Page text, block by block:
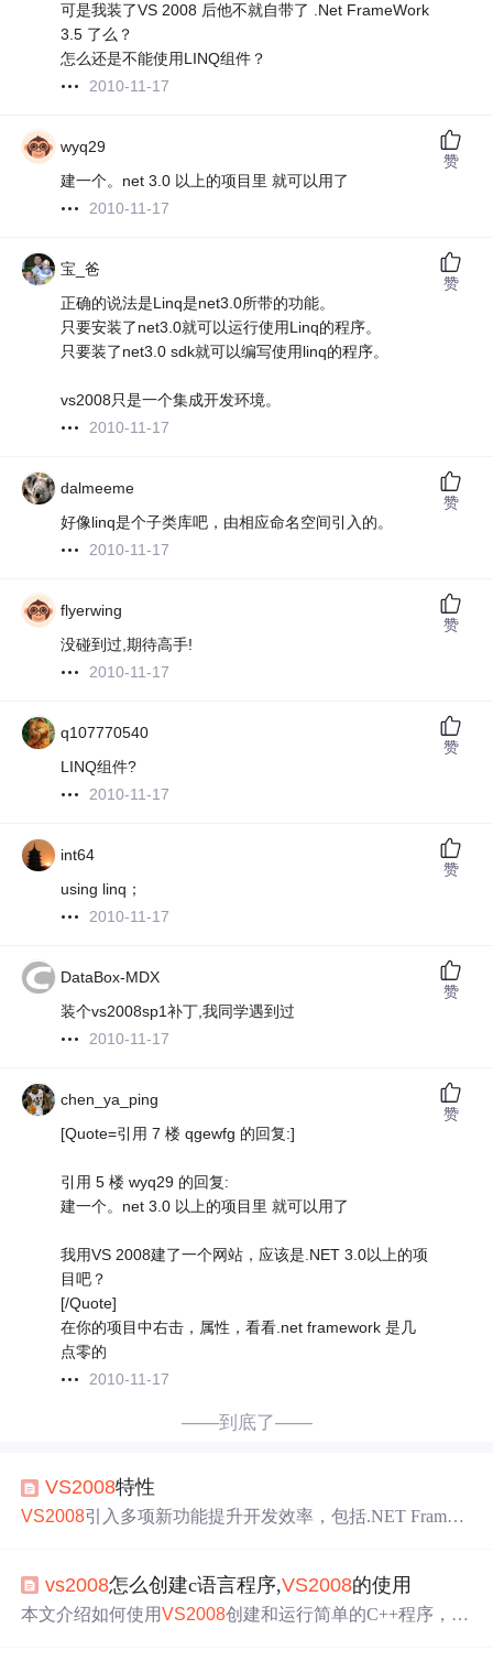
可是我装了VS 2008 后他不就自带了 .Net FrameWork
3.5 了么？
怎么还是不能使用LINQ组件？
2010-11-17
wyq29
建一个。net 3.0 以上的项目里 就可以用了
2010-11-17
赞
宝_爸
正确的说法是Linq是net3.0所带的功能。
只要安装了net3.0就可以运行使用Linq的程序。
只要装了net3.0 sdk就可以编写使用linq的程序。
vs2008只是一个集成开发环境。
2010-11-17
赞
dalmeeme
好像linq是个子类库吧，由相应命名空间引入的。
2010-11-17
赞
flyerwing
没碰到过,期待高手!
2010-11-17
赞
q107770540
LINQ组件?
2010-11-17
赞
int64
using linq；
2010-11-17
赞
DataBox-MDX
装个vs2008sp1补丁,我同学遇到过
2010-11-17
赞
chen_ya_ping
[Quote=引用 7 楼 qgewfg 的回复:]
引用 5 楼 wyq29 的回复:
建一个。net 3.0 以上的项目里 就可以用了
我用VS 2008建了一个网站，应该是.NET 3.0以上的项
目吧？
[/Quote]
在你的项目中右击，属性，看看.net framework 是几
点零的
2010-11-17
赞
——到底了——
VS2008特性
VS2008引入多项新功能提升开发效率，包括.NET Framew
mework 2.0/3.0/3.5多版本开发。
vs2008怎么创建c语言程序,VS2008的使用
本文介绍如何使用VS2008创建和运行简单的C++程序，涵